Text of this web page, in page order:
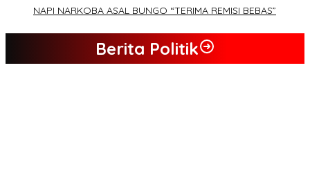
NAPI NARKOBA ASAL BUNGO “TERIMA REMISI BEBAS”
Berita Politik